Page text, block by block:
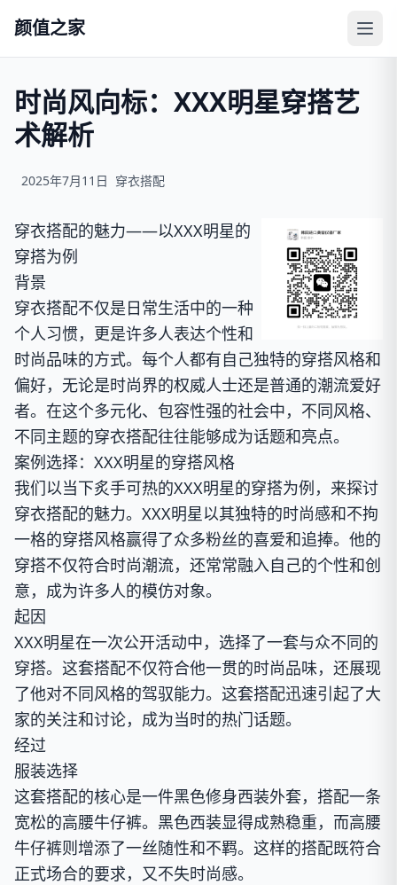
颜值之家
时尚风向标：XXX明星穿搭艺
术解析
2025年7月11日 穿衣搭配
穿衣搭配的魅力——以XXX明星的
穿搭为例
背景
穿衣搭配不仅是日常生活中的一种
个人习惯，更是许多人表达个性和
时尚品味的方式。每个人都有自己独特的穿搭风格和
偏好，无论是时尚界的权威人士还是普通的潮流爱好
者。在这个多元化、包容性强的社会中，不同风格、
不同主题的穿衣搭配往往能够成为话题和亮点。
案例选择：XXX明星的穿搭风格
我们以当下炙手可热的XXX明星的穿搭为例，来探讨
穿衣搭配的魅力。XXX明星以其独特的时尚感和不拘
一格的穿搭风格赢得了众多粉丝的喜爱和追捧。他的
穿搭不仅符合时尚潮流，还常常融入自己的个性和创
意，成为许多人的模仿对象。
起因
XXX明星在一次公开活动中，选择了一套与众不同的
穿搭。这套搭配不仅符合他一贯的时尚品味，还展现
了他对不同风格的驾驭能力。这套搭配迅速引起了大
家的关注和讨论，成为当时的热门话题。
经过
服装选择
这套搭配的核心是一件黑色修身西装外套，搭配一条
宽松的高腰牛仔裤。黑色西装显得成熟稳重，而高腰
牛仔裤则增添了一丝随性和不羁。这样的搭配既符合
正式场合的要求，又不失时尚感。